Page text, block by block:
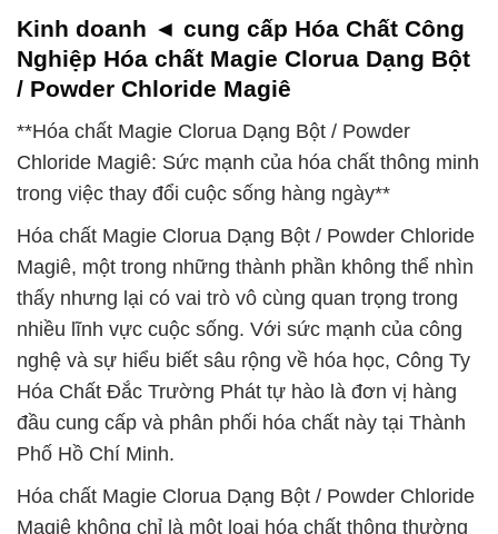
Kinh doanh ◄ cung cấp Hóa Chất Công
Nghiệp Hóa chất Magie Clorua Dạng Bột
/ Powder Chloride Magiê
**Hóa chất Magie Clorua Dạng Bột / Powder
Chloride Magiê: Sức mạnh của hóa chất thông minh
trong việc thay đổi cuộc sống hàng ngày**
Hóa chất Magie Clorua Dạng Bột / Powder Chloride
Magiê, một trong những thành phần không thể nhìn
thấy nhưng lại có vai trò vô cùng quan trọng trong
nhiều lĩnh vực cuộc sống. Với sức mạnh của công
nghệ và sự hiểu biết sâu rộng về hóa học, Công Ty
Hóa Chất Đắc Trường Phát tự hào là đơn vị hàng
đầu cung cấp và phân phối hóa chất này tại Thành
Phố Hồ Chí Minh.
Hóa chất Magie Clorua Dạng Bột / Powder Chloride
Magiê không chỉ là một loại hóa chất thông thường